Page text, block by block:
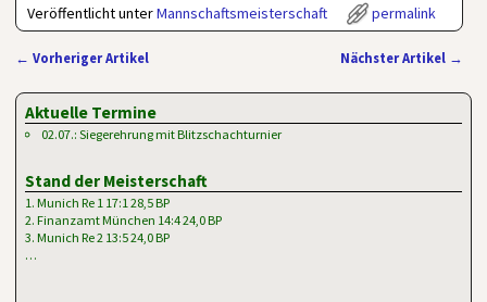
Veröffentlicht unterMannschaftsmeisterschaft permalink
← Vorheriger Artikel Nächster Artikel →
Aktuelle Termine
02.07.: Siegerehrung mit Blitzschachturnier
Stand der Meisterschaft
1. Munich Re 1 17:1 28,5 BP
2. Finanzamt München 14:4 24,0 BP
3. Munich Re 2 13:5 24,0 BP
…